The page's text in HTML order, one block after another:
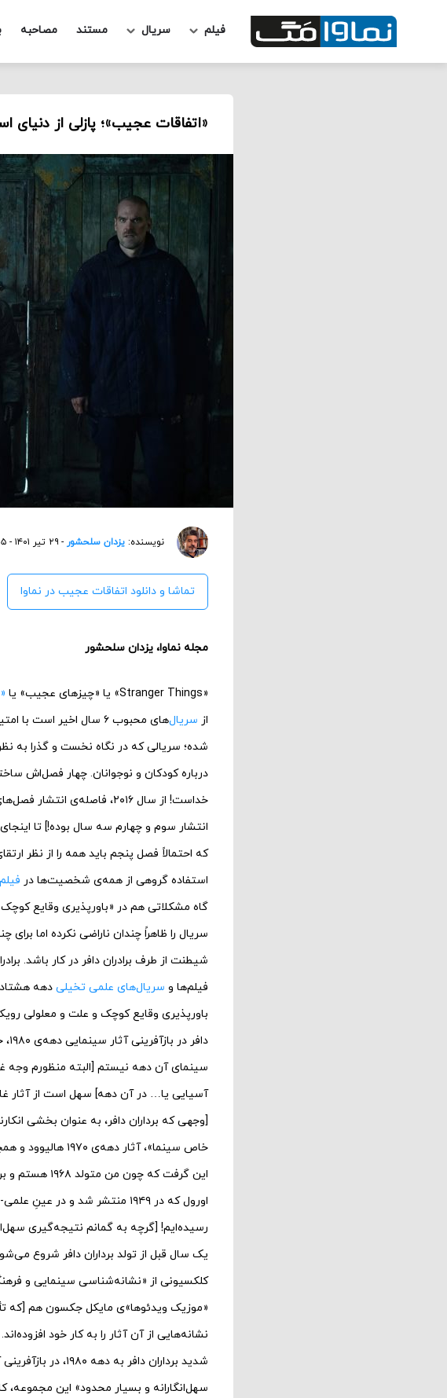
فیلم سریال مستند مصاحبه
«اتفاقات عجیب»؛ پازلی از دنیای
نویسنده: یزدان سلحشور - ۲۹ تیر ۱۴۰۱ - ۱۲:۰۵ ب.ظ
تماشا و دانلود اتفاقات عجیب در نماوا
مجله نماوا، یزدان سلحشور
«Stranger Things» یا «چیزهای عجیب» یا
از سریال‌
شده؛ سریالی که در نگاه نخست و گذرا به
درباره کودکان و نوجوانان. چهار فصل‌اش
خداست! از سال ۲۰۱۶،
انتشار سوم و چهارم سه سال بوده!] تا
که احتمالاً فصل پنجم باید همه را از نظر
استفاده گروهی از همه‌ی شخصیت‌ها در فیلم‌
گاه مشکلاتی هم در «باورپذیری وقایع
سریال را ظاهراً چندان ناراضی نکرده اما
شیطنت از طرف برادران دافر در کار باشد.
فیلم‌ها و سریال‌های علمی تخیلی
باورپذیری وقایع کوچک و علت و معلولی
سینمای آن دهه نیستم [البته منظورم وجه
آسیایی یا… در آن دهه] سهل است از آثار
خاص سینما»،
اورول که در ۱۹۴۹ منتشر شد
یک سال قبل از تولد برداران دافر شروع
کلکسیونی از «نشانه‌شناسی سینمایی و
«موزیک ویدئوها»ی مایکل جکسون هم [که
نشانه‌هایی از آن آثار را به کار خود
شدید برداران